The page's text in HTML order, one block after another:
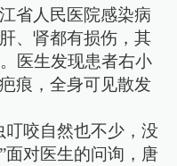
省人民医院感染病
、肾都有损伤，其
医生发现患者右小
痕，全身可见散发
叮咬自然也不少，没
对医生的问询，唐